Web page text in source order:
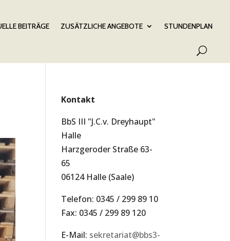
BEITRÄGE ZUSÄTZLICHE ANGEBOTE STUNDENPLAN
Kontakt
BbS III "J.C.v. Dreyhaupt"
Halle
Harzgeroder Straße 63-
65
06124 Halle (Saale)
Telefon: 0345 / 299 89 10
Fax: 0345 / 299 89 120
E-Mail: sekretariat@bbs3-